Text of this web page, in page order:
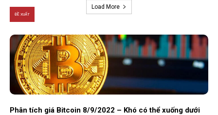
Load More
ĐỀ XUẤT
Phân tích giá Bitcoin 8/9/2022 – Khó có thể xuống dưới